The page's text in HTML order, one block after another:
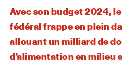
Avec son budget 2024,
fédéral frappe en plein
allouant un milliard de
d’alimentation en milieu